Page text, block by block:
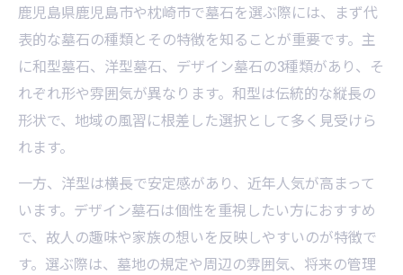
墓石の強度と美しさを両立する選定術
墓石購入時に押さえたい重要事項
墓石購入で必要な見積もりのチェック方法
墓石の価格と品質のバランスを考えるコツ
墓石選びにおける石材店との信頼関係
墓石の施工実例を比較する際の注目点
墓石の色や形で考える納得の選択
墓石の色ごとの印象と選び方のポイント
鹿児島県鹿児島市や枕崎市で墓石を選ぶ際には、まず代
表的な墓石の種類とその特徴を知ることが重要です。主
に和型墓石、洋型墓石、デザイン墓石の3種類があり、そ
れぞれ形や雰囲気が異なります。和型は伝統的な縦長の
形状で、地域の風習に根差した選択として多く見受けら
れます。
一方、洋型は横長で安定感があり、近年人気が高まって
います。デザイン墓石は個性を重視したい方におすすめ
で、故人の趣味や家族の想いを反映しやすいのが特徴で
す。選ぶ際は、墓地の規定や周辺の雰囲気、将来の管理